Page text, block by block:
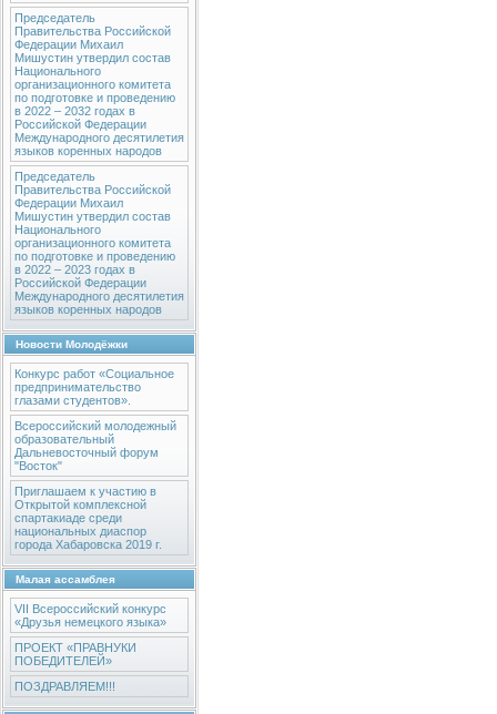
Председатель
Правительства Российской
Федерации Михаил
Мишустин утвердил состав
Национального
организационного комитета
по подготовке и проведению
в 2022 – 2032 годах в
Российской Федерации
Международного десятилетия
языков коренных народов
Председатель
Правительства Российской
Федерации Михаил
Мишустин утвердил состав
Национального
организационного комитета
по подготовке и проведению
в 2022 – 2023 годах в
Российской Федерации
Международного десятилетия
языков коренных народов
Новости Молодёжки
Конкурс работ «Социальное
предпринимательство
глазами студентов».
Всероссийский молодежный
образовательный
Дальневосточный форум
"Восток"
Приглашаем к участию в
Открытой комплексной
спартакиаде среди
национальных диаспор
города Хабаровска 2019 г.
Малая ассамблея
VII Всероссийский конкурс
«Друзья немецкого языка»
ПРОЕКТ «ПРАВНУКИ
ПОБЕДИТЕЛЕЙ»
ПОЗДРАВЛЯЕМ!!!